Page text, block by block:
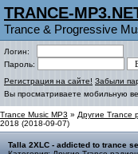
TRANCE-
Trance & Progressive
Логин:
Пароль:
Регистрация на сайте! Забыли
Вы просматриваете мобильную
Trance Music MP3 » Другие Trance
2018 (2018-09-07)
Talla 2XLC - addicted to trance